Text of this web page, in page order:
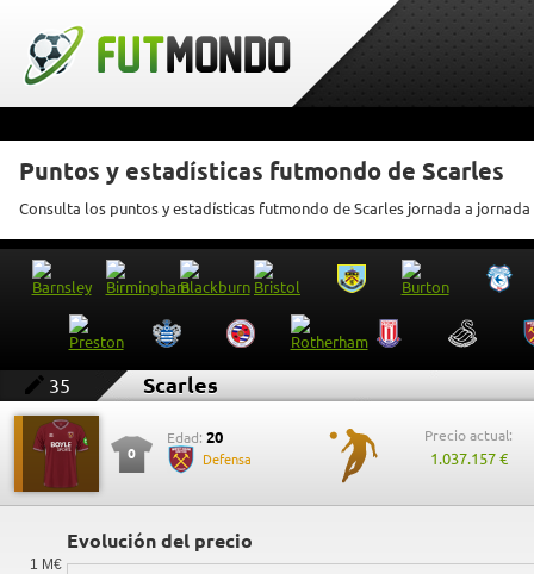
Puntos y estadísticas futmondo de Scarles
Consulta los puntos y estadísticas futmondo de Scarles jornada a jornada
35 Scarles
0
Edad: 20
Defensa
Precio actual:
1.037.157 €
Evolución del precio
1 M€